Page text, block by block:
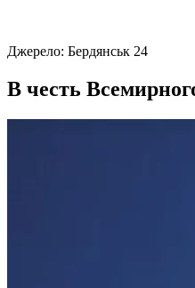
Джерело: Бердянськ 24
В честь